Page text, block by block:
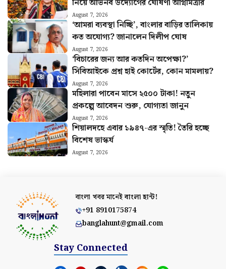
নিয়ে অভিনব উদ্যোগের ঘোষণা অগ্নিমিত্রার
August 7, 2026
‘আমরা ব্যবস্থা নিচ্ছি’, বাংলার বাড়ির তালিকায়
কত অযোগ্য? জানালেন দিলীপ ঘোষ
August 7, 2026
‘বিচারের জন্য আর কতদিন অপেক্ষা?’
সিবিআইকে প্রশ্ন হাই কোর্টের, কোন মামলায়?
August 7, 2026
মহিলারা পাবেন মাসে ২৫০০ টাকা! নতুন
প্রকল্পে আবেদন শুরু, যোগ্যতা জানুন
August 7, 2026
শিয়ালদহে এবার ১৯৪৭-এর স্মৃতি! তৈরি হচ্ছে
বিশেষ ভাস্কর্য
August 7, 2026
বাংলা খবর মানেইবাংলা হান্ট!
+91 8910175874
banglahunt@gmail.com
Stay Connected